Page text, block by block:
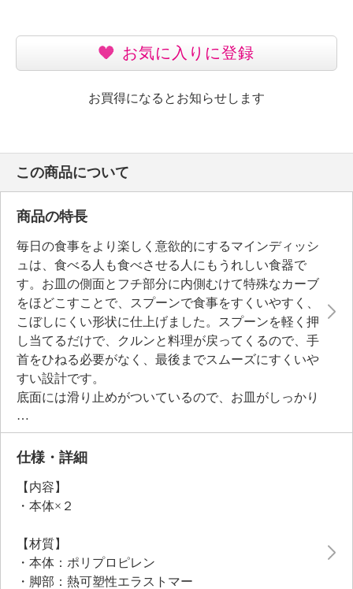
お気に入りに登録
お買得になるとお知らせします
この商品について
商品の特長
毎日の食事をより楽しく意欲的にするマインディッシ
ュは、食べる人も食べさせる人にもうれしい食器で
す。お皿の側面とフチ部分に内側むけて特殊なカーブ
をほどこすことで、スプーンで食事をすくいやすく、
こぼしにくい形状に仕上げました。スプーンを軽く押
し当てるだけで、クルンと料理が戻ってくるので、手
首をひねる必要がなく、最後までスムーズにすくいや
すい設計です。
底面には滑り止めがついているので、お皿がしっかり
固定され、片手でスプーンを使う時や食材をカットす
る時も安心。約１０度の傾斜がついているため、お皿
の中身が見渡しやすいのもポイントです。
見た目にもおしゃれ。カレーやパスタ、丼ものなど、
さまざまな料理に対応する大皿タイプで、たっぷりと
で、自分のペースで楽しく食事ができる頼もしいパー
トナーです。
仕様・詳細
【内容】
・本体×２
【材質】
・本体：ポリプロピレン
・脚部：熱可塑性エラストマー